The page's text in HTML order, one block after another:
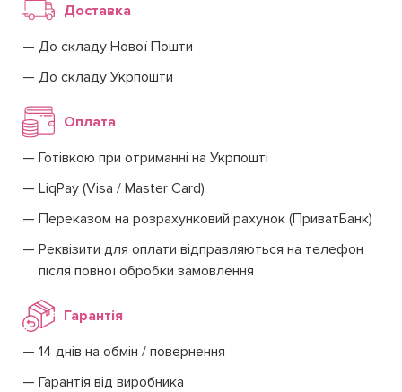
Доставка
До складу Нової Пошти
До складу Укрпошти
Оплата
Готівкою при отриманні на Укрпошті
LiqPay (Visa / Master Card)
Переказом на розрахунковий рахунок (ПриватБанк)
Реквізити для оплати відправляються на телефон
після повної обробки замовлення
Гарантія
14 днів на обмін / повернення
Гарантія від виробника